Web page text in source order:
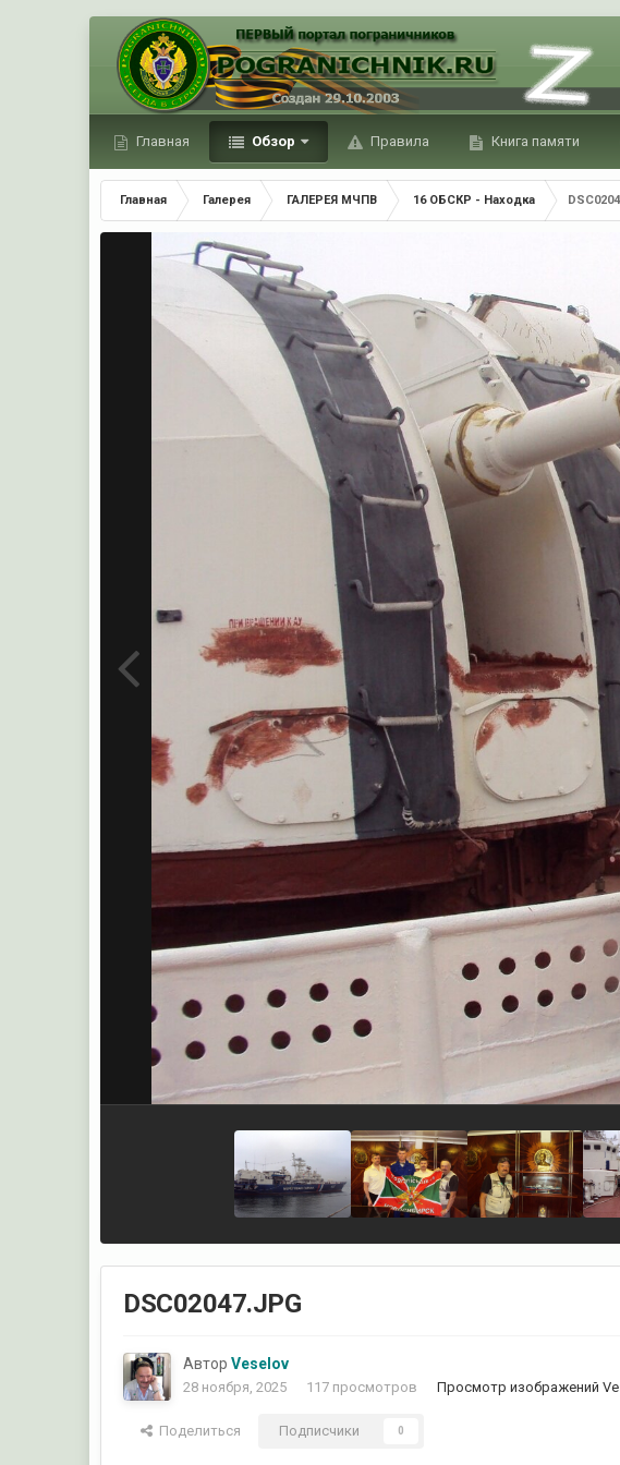
Главная Обзор Правила Книга памяти
Главная Галерея ГАЛЕРЕЯ МЧПВ 16 ОБСКР - Находка
DSC02047.JPG
АвторVeselov
28 ноября, 2025 117 просмотров Просмотр изображений
Поделиться Подписчики 0